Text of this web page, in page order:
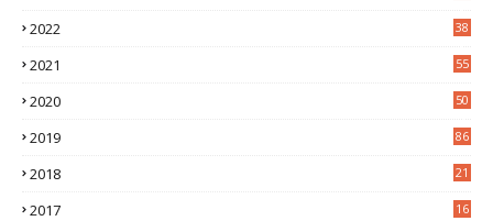
2022
38
2021
55
2020
50
2019 86
2018
21
2017
16